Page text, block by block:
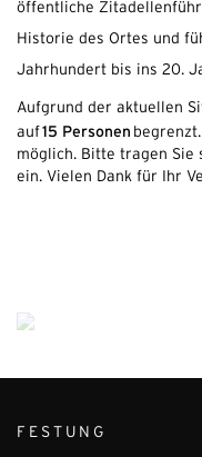
öffentliche
Historie des Ortes und
Jahrhundert bis ins 20.
Aufgrund der aktuellen
auf 15 Personen
möglich. Bitte tragen Sie
ein. Vielen Dank für Ihr
FESTUNG